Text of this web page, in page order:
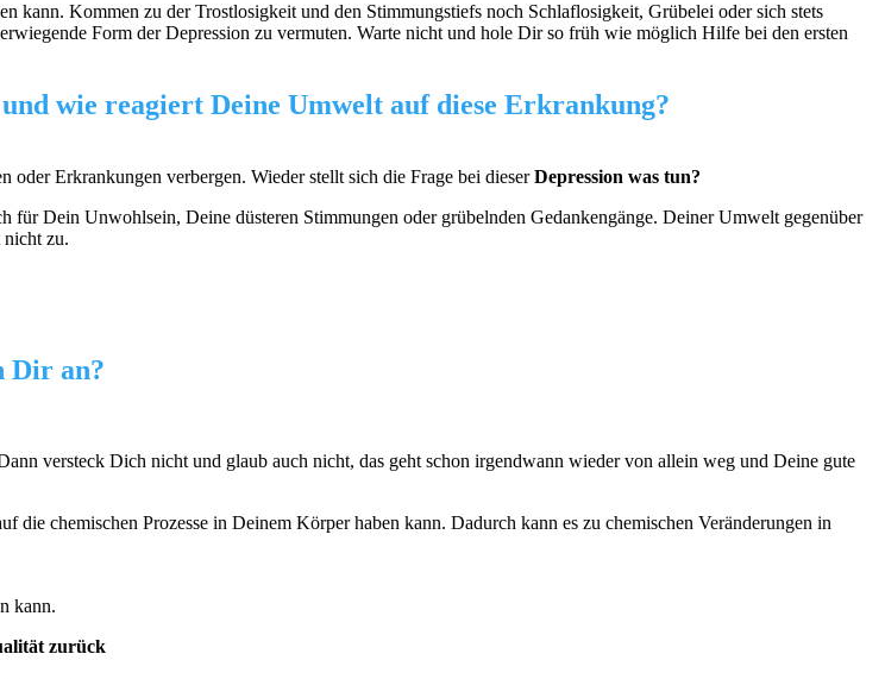
kann. Kommen zu der Trostlosigkeit und den Stimmungstiefs noch Schlaflosigkeit, Grübelei oder sich stets
Form der Depression zu vermuten. Warte nicht und hole Dir so früh wie möglich Hilfe bei den ersten
wie reagiert Deine Umwelt auf diese Erkrankung?
oder Erkrankungen verbergen. Wieder stellt sich die Frage bei dieserDepression was tun?
Dein Unwohlsein, Deine düsteren Stimmungen oder grübelnden Gedankengänge. Deiner Umwelt gegenüber
nicht zu.
Dir an?
versteck Dich nicht und glaub auch nicht, das geht schon irgendwann wieder von allein weg und Deine gute
chemischen Prozesse in Deinem Körper haben kann. Dadurch kann es zu chemischen Veränderungen in
kann.
zurück